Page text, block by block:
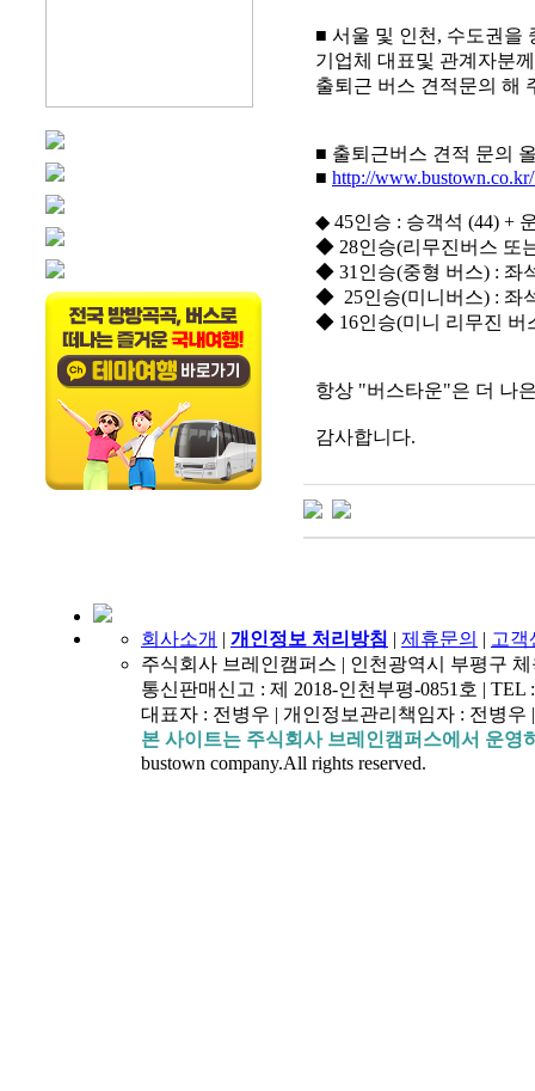
■ 서울 및 인천, 수도권을
기업체 대표및 관계자분
출퇴근 버스 견적문의 해
■ 출퇴근버스 견적 문의
■ http://
◆ 45인승 : 승객석 (44) +
◆ 28인승(리무진버스 또
◆ 31인승(중형 버스) : 좌
◆ 25인승(미니버스) : 좌
◆ 16인승(미니 리무진 버
항상 "버스타운"은 더 나
감사합니다.
회사소개 | 개인정보 처리방침 | 제휴문의 | 고객
주식회사 브레인캠퍼스 | 인천광역시 부평구
통신판매신고 : 제 2018-인천부평-0851호 | TEL
대표자 : 전병우 | 개인정보관리책임자 : 전병우
본 사이트는 주식회사 브레인캠퍼스에서 운
bustown company.All rights reserved.